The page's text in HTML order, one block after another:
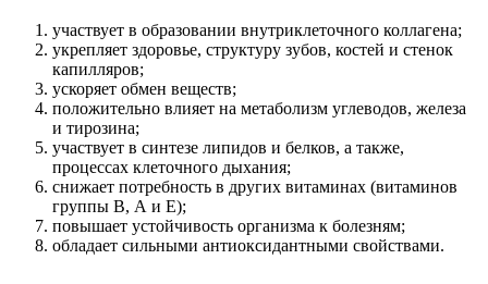
участвует в образовании внутриклеточного коллагена;
укрепляет здоровье, структуру зубов, костей и стенок
капилляров;
ускоряет обмен веществ;
положительно влияет на метаболизм углеводов, железа
и тирозина;
участвует в синтезе липидов и белков, а также,
процессах клеточного дыхания;
снижает потребность в других витаминах (витаминов
группы В, А и Е);
повышает устойчивость организма к болезням;
обладает сильными антиоксидантными свойствами.